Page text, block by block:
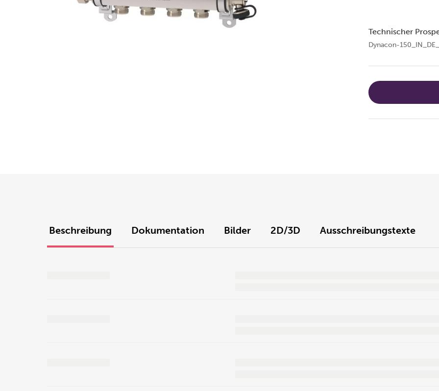
Technischer
Dynacon-
Beschreibung Dokumentation Bilder 2D/3D Ausschreibungstexte